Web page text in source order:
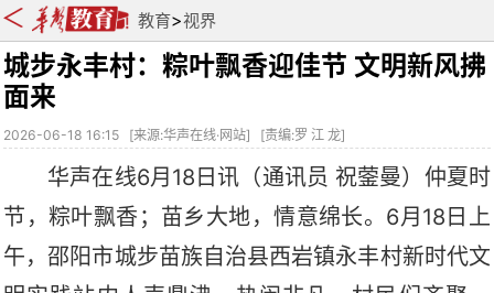
教育>视界
城步永丰村：粽叶飘香迎佳节 文明新风拂
面来
2026-06-18 16:15 [来源:华声在线·网站] [责编:罗 江 龙]
华声在线6月18日讯 （通讯员 祝蓥曼） 仲夏时
节，粽叶飘香；苗乡大地，情意绵长。 6月18日上
午，邵阳市城步苗族自治县西岩镇永丰村新时代文